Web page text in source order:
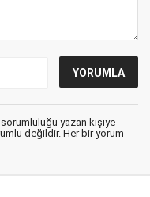
sorumluluğu yazan kişiye
değildir. Her bir yorum